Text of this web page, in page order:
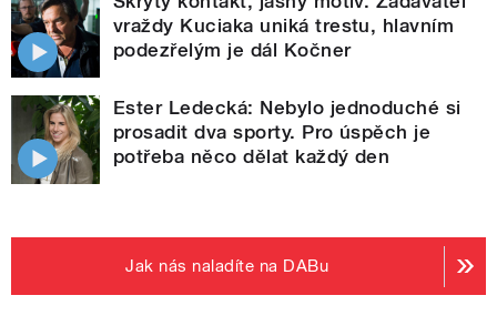
vraždy Kuciaka uniká trestu, hlavním
podezřelým je dál Kočner
Ester Ledecká: Nebylo jednoduché si
prosadit dva sporty. Pro úspěch je
potřeba něco dělat každý den
Jak nás naladíte na DABu